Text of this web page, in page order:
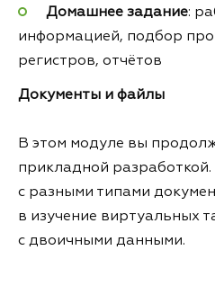
Домашнее задание:
информацией, подбор
регистров, отчётов
Документы и файлы
В этом модуле вы
прикладной
с разными типами
в изучение виртуальных
с двоичными данными.